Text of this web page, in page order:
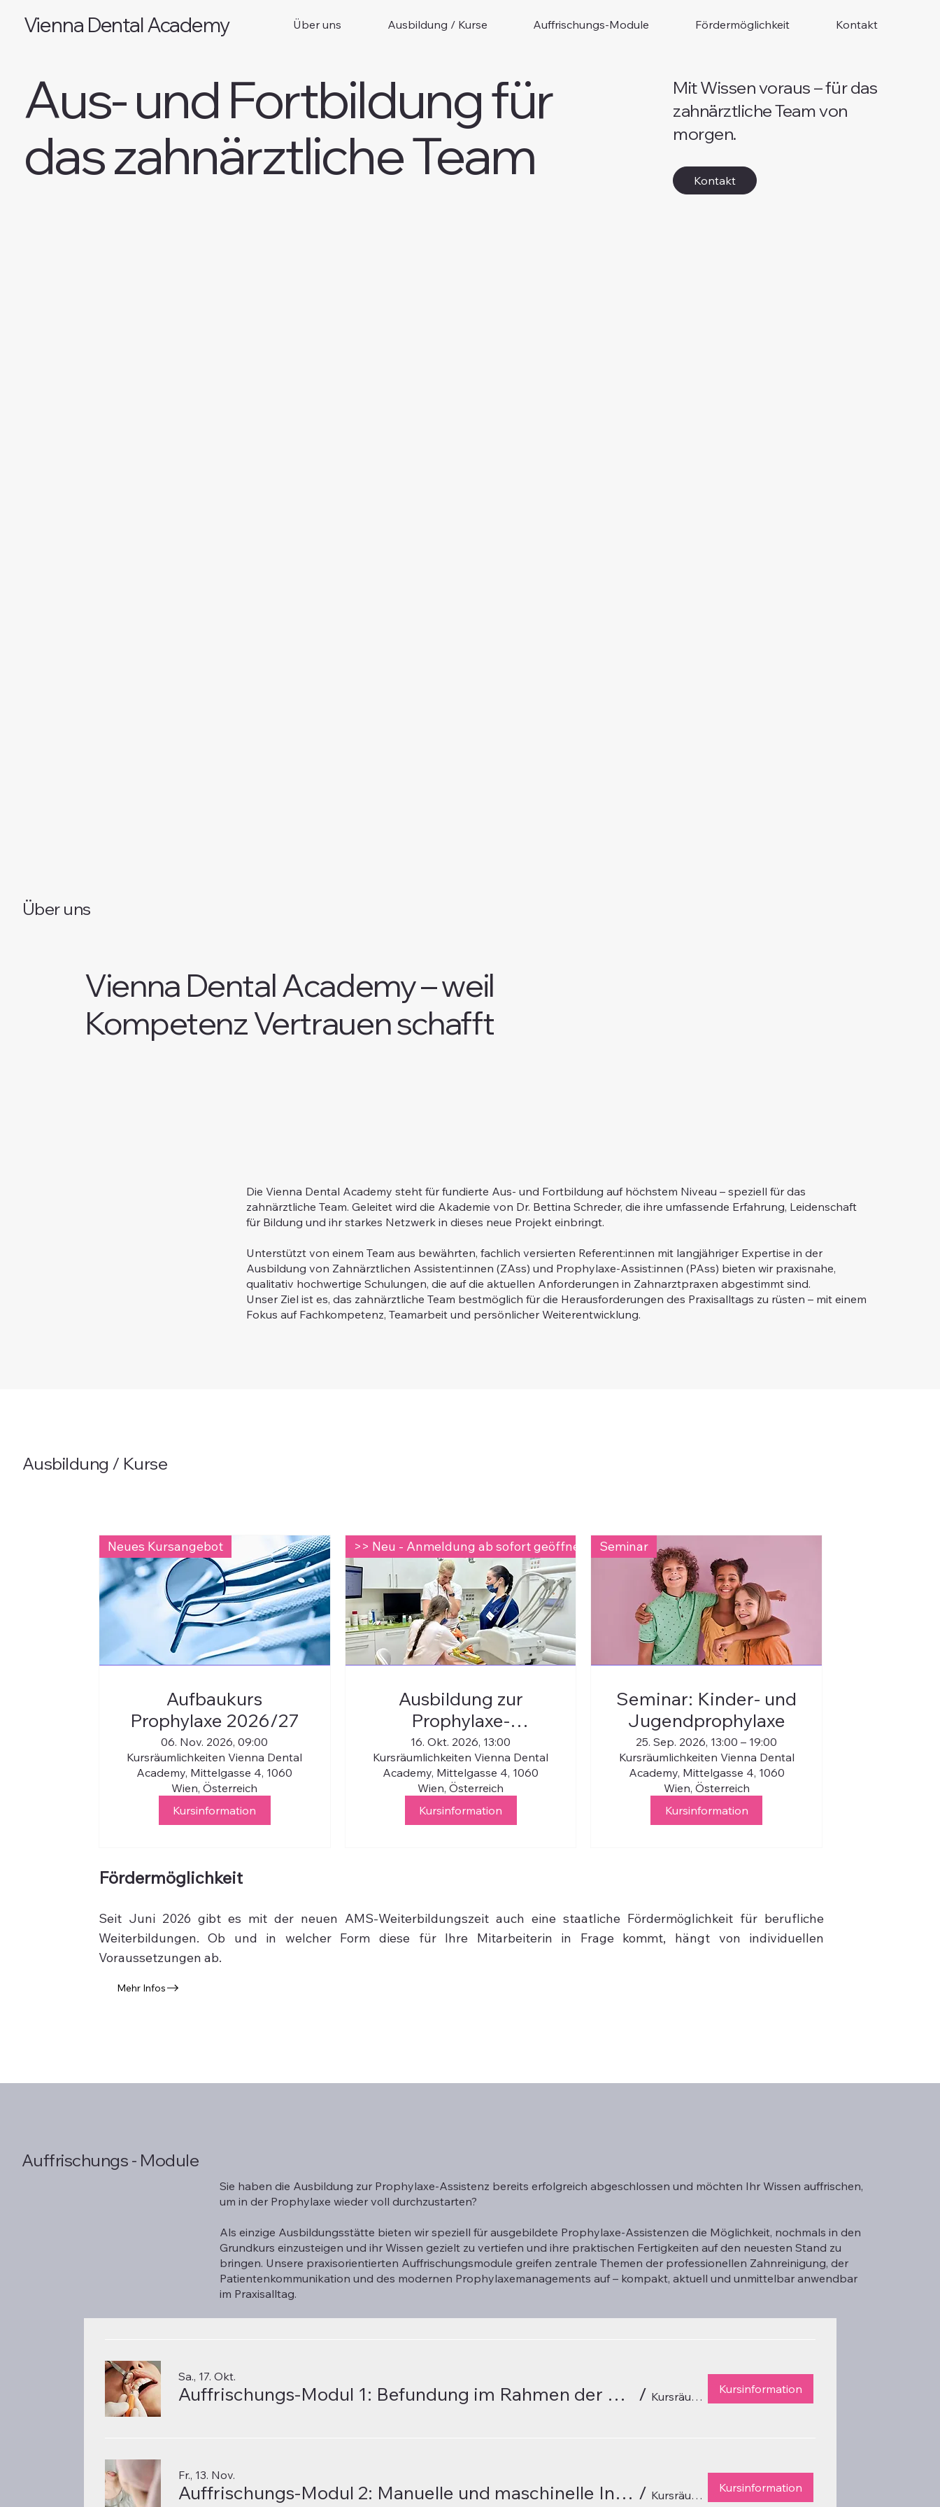
Vienna Dental Academy Über uns Ausbildung / Kurse Auffrischungs-Module Fördermöglichkeit Kontakt
Aus- und Fortbildung für
das zahnärztliche Team
Mit Wissen voraus – für das
zahnärztliche Team von
morgen.
Kontakt
Über uns
Vienna Dental Academy – weil
Kompetenz Vertrauen schafft
Die Vienna Dental Academy steht für fundierte Aus- und Fortbildung auf höchstem Niveau – speziell für das
zahnärztliche Team. Geleitet wird die Akademie von Dr. Bettina Schreder, die ihre umfassende Erfahrung, Leidenschaft
für Bildung und ihr starkes Netzwerk in dieses neue Projekt einbringt.
Unterstützt von einem Team aus bewährten, fachlich versierten Referent:innen mit langjähriger Expertise in der
Ausbildung von Zahnärztlichen Assistent:innen (ZAss) und Prophylaxe-Assist:innen (PAss) bieten wir praxisnahe,
qualitativ hochwertige Schulungen, die auf die aktuellen Anforderungen in Zahnarztpraxen abgestimmt sind.
Unser Ziel ist es, das zahnärztliche Team bestmöglich für die Herausforderungen des Praxisalltags zu rüsten – mit einem
Fokus auf Fachkompetenz, Teamarbeit und persönlicher Weiterentwicklung.
Ausbildung / Kurse
Neues Kursangebot
Aufbaukurs
Prophylaxe 2026/27
06. Nov. 2026, 09:00
Kursräumlichkeiten Vienna Dental
Academy, Mittelgasse 4, 1060
Wien, Österreich
Kursinformation
>> Neu - Anmeldung ab sofort geöffnet <<
Ausbildung zur
Prophylaxe-
Assistent:in 2026/27
16. Okt. 2026, 13:00
Kursräumlichkeiten Vienna Dental
Academy, Mittelgasse 4, 1060
Wien, Österreich
Kursinformation
Seminar
Seminar: Kinder- und
Jugendprophylaxe
25. Sep. 2026, 13:00 – 19:00
Kursräumlichkeiten Vienna Dental
Academy, Mittelgasse 4, 1060
Wien, Österreich
Kursinformation
Fördermöglichkeit
Seit Juni 2026 gibt es mit der neuen AMS-Weiterbildungszeit auch eine staatliche Fördermöglichkeit für berufliche
Weiterbildungen. Ob und in welcher Form diese für Ihre Mitarbeiterin in Frage kommt, hängt von individuellen
Voraussetzungen ab.
Mehr Infos
Auffrischungs - Module
Sie haben die Ausbildung zur Prophylaxe-Assistenz bereits erfolgreich abgeschlossen und möchten Ihr Wissen auffrischen,
um in der Prophylaxe wieder voll durchzustarten?
Als einzige Ausbildungsstätte bieten wir speziell für ausgebildete Prophylaxe-Assistenzen die Möglichkeit, nochmals in den
Grundkurs einzusteigen und ihr Wissen gezielt zu vertiefen und ihre praktischen Fertigkeiten auf den neuesten Stand zu
bringen. Unsere praxisorientierten Auffrischungsmodule greifen zentrale Themen der professionellen Zahnreinigung, der
Patientenkommunikation und des modernen Prophylaxemanagements auf – kompakt, aktuell und unmittelbar anwendbar
im Praxisalltag.
Sa., 17. Okt.
Auffrischungs-Modul 1: Befundung im Rahmen der Prophylaxesitzung; Die Rolle der Ernährung / Kursräumlichkeiten Vienna Dental Academy
Kursinformation
Fr., 13. Nov.
Auffrischungs-Modul 2: Manuelle und maschinelle Instrumentation (1) / Kursräumlichkeiten Vienna Dental Academy
Kursinformation